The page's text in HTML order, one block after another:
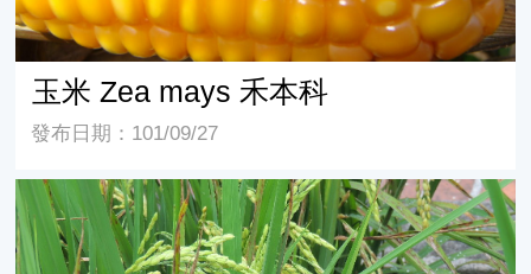
玉米 Zea mays 禾本科
發布日期：101/09/27
稻 Oryza sativa 禾本科